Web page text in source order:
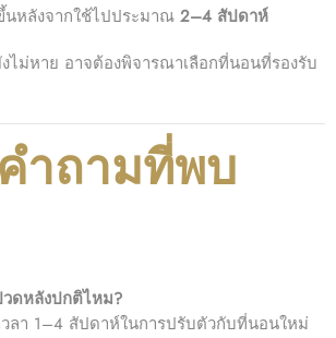
หลังจากใช้ไปประมาณ 2–4 สัปดาห์
ไม่หาย อาจต้องพิจารณาเลือกที่นอนที่รองรับ
ำถามที่พบ
ดหลังปกติไหม?
วลา 1–4 สัปดาห์ในการปรับตัวกับที่นอนใหม่